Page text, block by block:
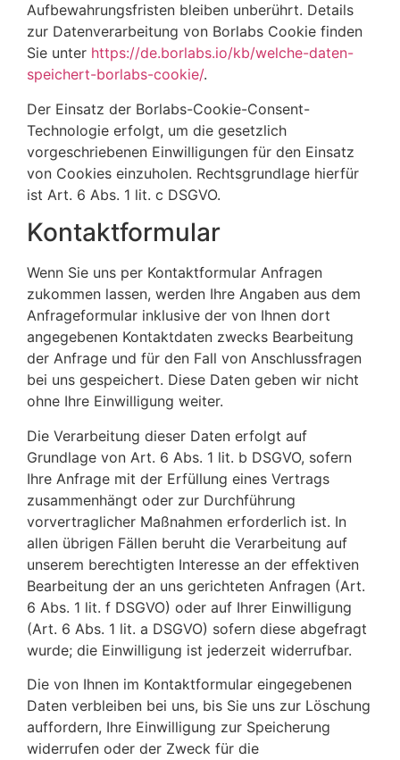
Aufbewahrungsfristen bleiben unberührt. Details
zur Datenverarbeitung von Borlabs Cookie finden
Sie unter https://de.borlabs.io/kb/welche-daten-
speichert-borlabs-cookie/.
Der Einsatz der Borlabs-Cookie-Consent-
Technologie erfolgt, um die gesetzlich
vorgeschriebenen Einwilligungen für den Einsatz
von Cookies einzuholen. Rechtsgrundlage hierfür
ist Art. 6 Abs. 1 lit. c DSGVO.
Kontaktformular
Wenn Sie uns per Kontaktformular Anfragen
zukommen lassen, werden Ihre Angaben aus dem
Anfrageformular inklusive der von Ihnen dort
angegebenen Kontaktdaten zwecks Bearbeitung
der Anfrage und für den Fall von Anschlussfragen
bei uns gespeichert. Diese Daten geben wir nicht
ohne Ihre Einwilligung weiter.
Die Verarbeitung dieser Daten erfolgt auf
Grundlage von Art. 6 Abs. 1 lit. b DSGVO, sofern
Ihre Anfrage mit der Erfüllung eines Vertrags
zusammenhängt oder zur Durchführung
vorvertraglicher Maßnahmen erforderlich ist. In
allen übrigen Fällen beruht die Verarbeitung auf
unserem berechtigten Interesse an der effektiven
Bearbeitung der an uns gerichteten Anfragen (Art.
6 Abs. 1 lit. f DSGVO) oder auf Ihrer Einwilligung
(Art. 6 Abs. 1 lit. a DSGVO) sofern diese abgefragt
wurde; die Einwilligung ist jederzeit widerrufbar.
Die von Ihnen im Kontaktformular eingegebenen
Daten verbleiben bei uns, bis Sie uns zur Löschung
auffordern, Ihre Einwilligung zur Speicherung
widerrufen oder der Zweck für die